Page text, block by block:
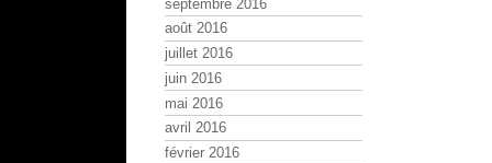
septembre 2016
août 2016
juillet 2016
juin 2016
mai 2016
avril 2016
février 2016